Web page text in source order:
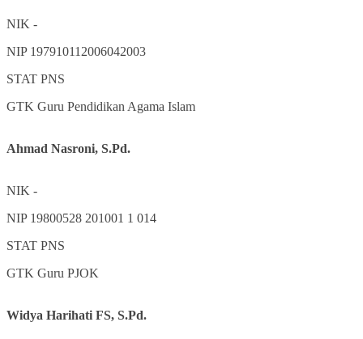
NIK -
NIP 197910112006042003
STAT PNS
GTK Guru Pendidikan Agama Islam
Ahmad Nasroni, S.Pd.
NIK -
NIP 19800528 201001 1 014
STAT PNS
GTK Guru PJOK
Widya Harihati FS, S.Pd.